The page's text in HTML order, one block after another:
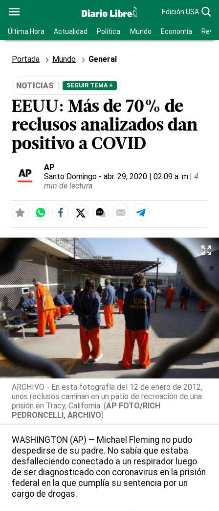
Edición USA
Última Hora Actualidad Política Mundo Economía
Portada Mundo General
NOTICIAS SEGUIR TEMA +
EEUU: Más de 70% de
reclusos analizados dan
positivo a COVID
AP
Santo Domingo - abr. 29, 2020 | 02:09 a. m.| 4
min de lectura
ARCHIVO - En esta fotografía del 12 de enero de 2012,
unos reclusos caminan en un patio de recreación de una
prisión en Tracy, California. (AP FOTO/RICH
PEDRONCELLI, ARCHIVO)
WASHINGTON (AP) — Michael Fleming no pudo
despedirse de su padre. No sabía que estaba
desfalleciendo conectado a un respirador luego
de ser diagnosticado con coronavirus en la prisión
federal en la que cumplía su sentencia por un
cargo de drogas.